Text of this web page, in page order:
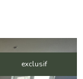
exclusif